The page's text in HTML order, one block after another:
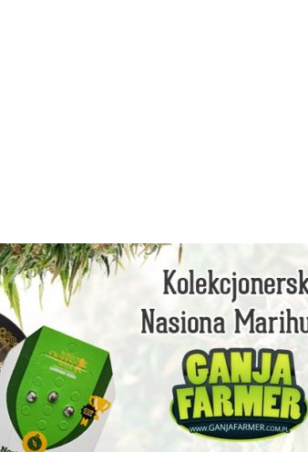
facebook instagram